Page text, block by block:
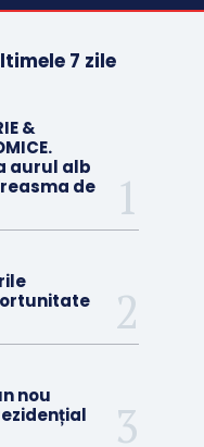
7 zile
&
aurul alb
de
nou